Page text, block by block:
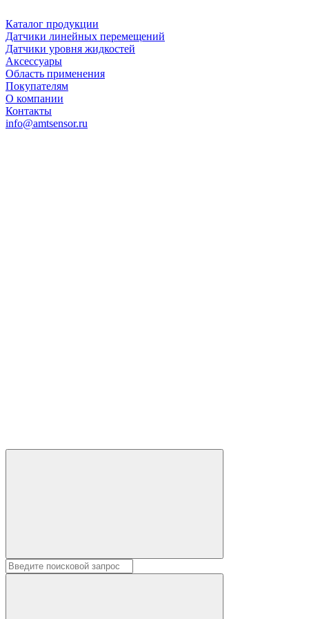
Каталог продукции
Датчики линейных перемещений
Датчики уровня жидкостей
Аксессуары
Область применения
Покупателям
О компании
Контакты
info@amtsensor.ru